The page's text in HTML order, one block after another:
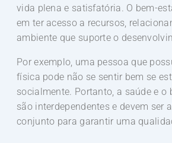
vida plena e satisfatória. O bem-
em ter acesso a recursos,
ambiente que suporte o
Por exemplo, uma pessoa que
física pode não se sentir bem se
socialmente. Portanto, a saúde e o
são interdependentes e devem ser
conjunto para garantir uma